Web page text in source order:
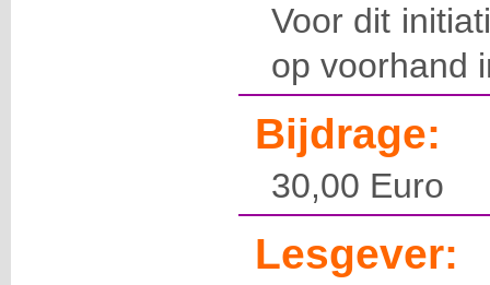
Voor dit
op voorhand
Bijdrage:
30,00 Euro
Lesgever: